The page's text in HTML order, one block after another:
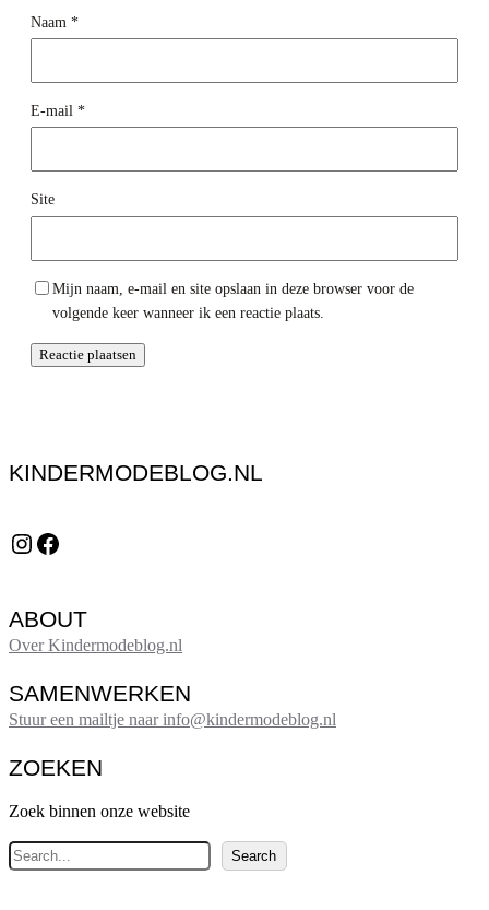
Naam *
E-mail *
Site
Mijn naam, e-mail en site opslaan in deze browser voor de
volgende keer wanneer ik een reactie plaats.
KINDERMODEBLOG.NL
Instagram Facebook
ABOUT
Over Kindermodeblog.nl
SAMENWERKEN
Stuur een mailtje naar info@kindermodeblog.nl
ZOEKEN
Zoek binnen onze website
Z
o
Search